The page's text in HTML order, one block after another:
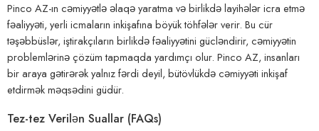
Pinco AZ-ın cəmiyyətlə əlaqə yaratma və birlikdə layihələr icra etmə
fəaliyyəti, yerli icmaların inkişafına böyük töhfələr verir. Bu cür
təşəbbüslər, iştirakçıların birlikdə fəaliyyətini gücləndirir, cəmiyyətin
problemlərinə çözüm tapmaqda yardımçı olur. Pinco AZ, insanları
bir araya gətirərək yalnız fərdi deyil, bütövlükdə cəmiyyəti inkişaf
etdirmək məqsədini güdür.
Tez-tez Verilən Suallar (FAQs)